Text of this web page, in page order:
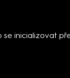
se inicializovat